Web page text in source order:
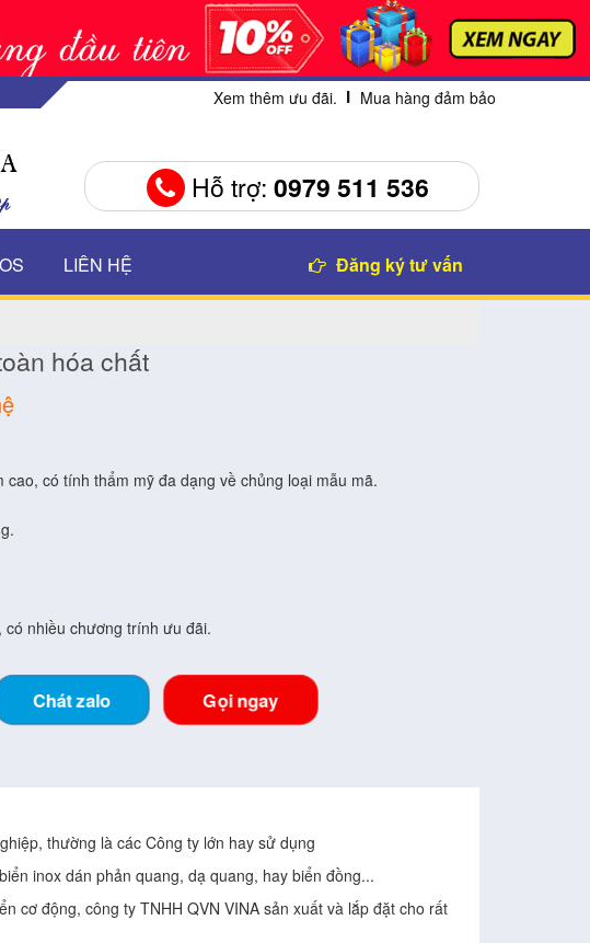
Xem thêm ưu đãi. Mua hàng đảm bảo
Hỗ trợ: 0979 511 536
LIÊN HỆ Đăng ký tư vấn
hóa chất
cao, có tính thẩm mỹ đa dạng về chủng loại mẫu mã.
có nhiều chương trính ưu đãi.
Chát zalo Gọi ngay
thường là các Công ty lớn hay sử dụng
inox dán phản quang, dạ quang, hay biển đồng...
cơ động, công ty TNHH QVN VINA sản xuất và lắp đặt cho rất